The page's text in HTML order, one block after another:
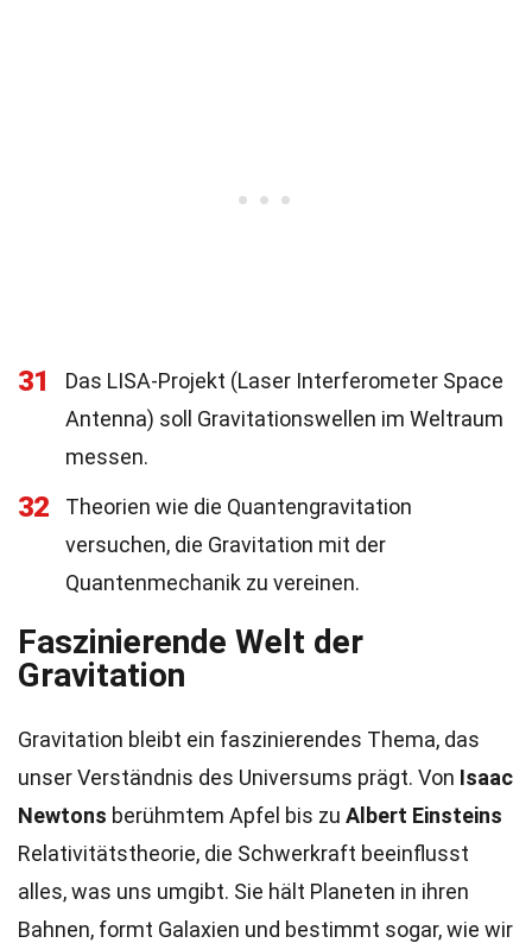
31
Das LISA-Projekt (Laser Interferometer Space
Antenna) soll Gravitationswellen im Weltraum
messen.
32
Theorien wie die Quantengravitation
versuchen, die Gravitation mit der
Quantenmechanik zu vereinen.
Faszinierende Welt der
Gravitation
Gravitation bleibt ein faszinierendes Thema, das
unser Verständnis des Universums prägt. Von Isaac
Newtons berühmtem Apfel bis zu Albert Einsteins
Relativitätstheorie, die Schwerkraft beeinflusst
alles, was uns umgibt. Sie hält Planeten in ihren
Bahnen, formt Galaxien und bestimmt sogar, wie wir